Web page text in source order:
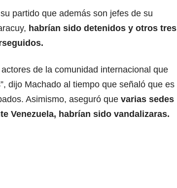
partido que además son jefes de su
habrían sido detenidos y otros tres
de la comunidad internacional que
dijo Machado al tiempo que señaló que es
Asimismo, aseguró que varias sedes
Venezuela, habrían sido vandalizaras.